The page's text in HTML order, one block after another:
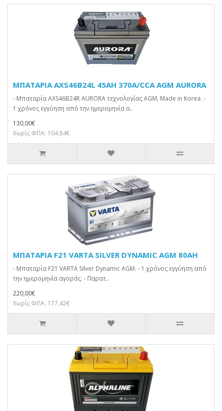
ΜΠΑΤΑΡΙΑ AXS46B24L 45AH 370A/CCA AGM AURORA
- Μπαταρία AXS46B24R AURORA τεχνολογίας AGM, Made in Korea. -
1 χρόνος εγγύηση από την ημερομηνία α..
130,00€
Χωρίς ΦΠΑ: 104,84€
ΜΠΑΤΑΡΙΑ F21 VARTA SILVER DYNAMIC AGM 80AH
- Μπαταρία F21 VARTA Silver Dynamic AGM. - 1 χρόνος εγγύηση από
την ημερομηνία αγοράς. - Παρατ..
220,00€
Χωρίς ΦΠΑ: 177,42€